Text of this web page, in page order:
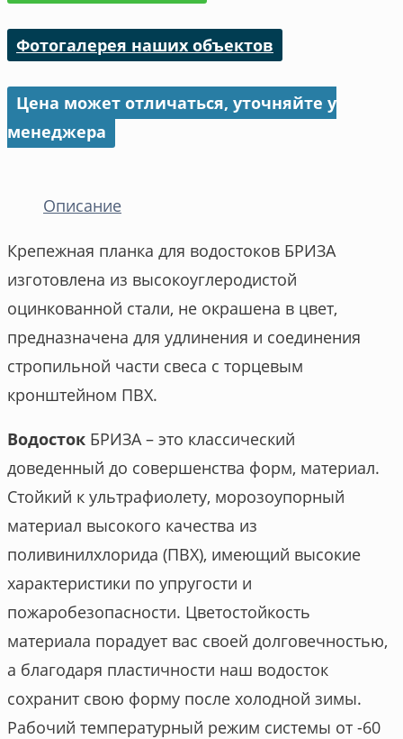
Фотогалерея наших объектов
Цена может отличаться, уточняйте у
менеджера
Описание
Крепежная планка для водостоков БРИЗА
изготовлена из высокоуглеродистой
оцинкованной стали, не окрашена в цвет,
предназначена для удлинения и соединения
стропильной части свеса с торцевым
кронштейном ПВХ.
Водосток БРИЗА – это классический
доведенный до совершенства форм, материал.
Стойкий к ультрафиолету, морозоупорный
материал высокого качества из
поливинилхлорида (ПВХ), имеющий высокие
характеристики по упругости и
пожаробезопасности. Цветостойкость
материала порадует вас своей долговечностью,
а благодаря пластичности наш водосток
сохранит свою форму после холодной зимы.
Рабочий температурный режим системы от -60